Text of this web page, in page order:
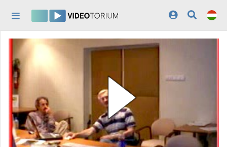
Kezdőlap
Bejelentkezés
Felfedezés
Kategóriák
Lejátszási listák